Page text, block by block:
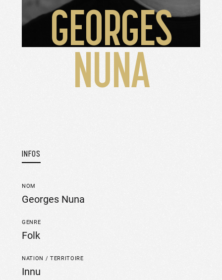
GEORGES
NUNA
INFOS
NOM
Georges Nuna
GENRE
Folk
NATION / TERRITOIRE
Innu